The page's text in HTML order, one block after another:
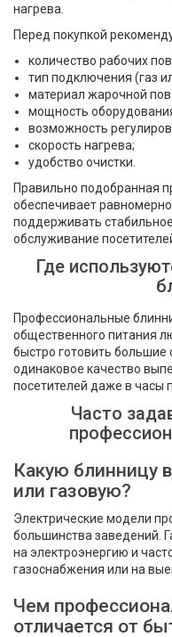
нагрева.
Перед покупкой
количество рабочих
тип подключения (газ
материал жарочной
мощность
возможность
скорость нагрева;
удобство очистки.
Правильно подобранная
обеспечивает
поддерживать
обслуживание
Где
Профессиональные
общественного питания
быстро готовить
одинаковое качество
посетителей даже в часы
Часто
Какую блинницу
или газовую?
Электрические модели
большинства заведений.
на электроэнергию и
газоснабжения или на
Чем
отличается от